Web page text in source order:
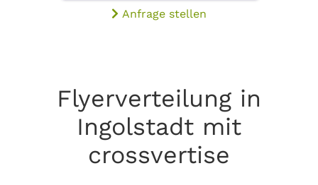
Anfrage stellen
Flyerverteilung in
Ingolstadt mit
crossvertise